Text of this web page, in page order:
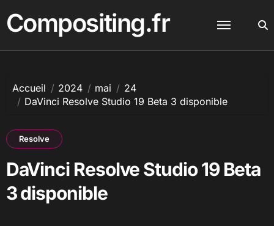
au
contenu
Compositing.fr
Accueil 2024 mai
24
DaVinci Resolve Studio 19 Beta 3 disponible
Resolve
DaVinci Resolve Studio 19 Beta
3 disponible